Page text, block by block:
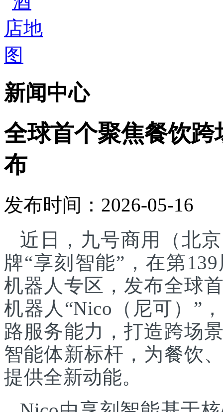
新闻中心
全球首个聚焦餐饮
布
发布时间：2026-05-16
近日，九号商用（北
牌“享刻智能”，在第
机器人专区，发布全球
机器人“Nico（尼可）”
路服务能力，打造跨场
智能体新标杆，为餐饮
提供全新动能。